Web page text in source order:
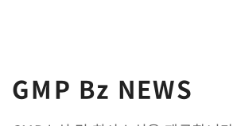
GMP Bz NEWS